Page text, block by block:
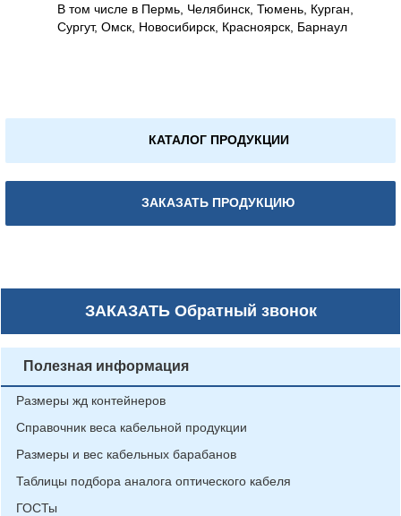
В том числе в Пермь, Челябинск, Тюмень, Курган,
Сургут, Омск, Новосибирск, Красноярск, Барнаул
КАТАЛОГ ПРОДУКЦИИ
ЗАКАЗАТЬ ПРОДУКЦИЮ
ЗАКАЗАТЬОбратный звонок
Полезная информация
Размеры жд контейнеров
Справочник веса кабельной продукции
Размеры и вес кабельных барабанов
Таблицы подбора аналога оптического кабеля
ГОСТы